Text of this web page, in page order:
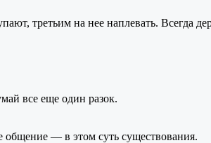
третьим на нее наплевать. Всегда
все еще один разок.
общение — в этом суть существования.